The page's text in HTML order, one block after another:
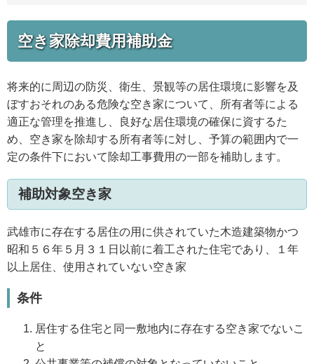
空き家除却費用補助金
将来的に周辺の防災、衛生、景観等の居住環境に影響を及
ぼすおそれのある危険な空き家について、所有者等による
適正な管理を推進し、良好な居住環境の確保に資するた
め、空き家を除却する所有者等に対し、予算の範囲内で一
定の条件下において除却工事費用の一部を補助します。
補助対象空き家
武雄市に存在する居住の用に供されていた木造建築物かつ
昭和５６年５月３１日以前に着工された住宅であり、１年
以上居住、使用されていない空き家
条件
居住する住宅と同一敷地内に存在する空き家でないこ
と